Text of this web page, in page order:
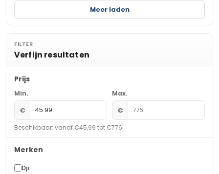
Meer laden
FILTER
Verfijn resultaten
Prijs
Min.
€
Max.
€
Beschikbaar: vanaf €45,99 tot €776
Merken
Dji